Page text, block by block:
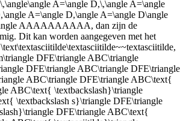
A=\angle D,\,\angle A=\angle
A=\angle D,\angle A=\angle D\angle
AAAAAAAAAA, dan zijn de
Dit kan worden aangegeven met het
,
DFE\triangle ABC\triangle
DFE\triangle ABC\triangle DFE\triangle
ABC\triangle DFE\triangle ABC\text{
ABC\text{ \textbackslash}\triangle
\textbackslash s}\triangle DFE\triangle
DFE\triangle ABC\text{